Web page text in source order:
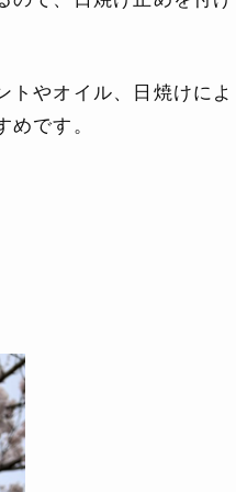
トやオイル、日焼けに
です。